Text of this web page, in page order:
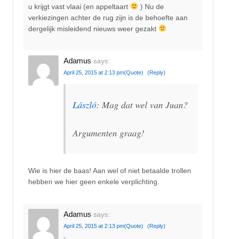
u krijgt vast vlaai (en appeltaart
) Nu de
verkiezingen achter de rug zijn is de behoefte aan
dergelijk misleidend nieuws weer gezakt
Adamus says:
April 25, 2015 at 2:13 pm(Quote) (Reply)
László: Mag dat wel van Juan?
Argumenten graag!
Wie is hier de baas! Aan wel of niet betaalde trollen
hebben we hier geen enkele verplichting.
Adamus says:
April 25, 2015 at 2:13 pm(Quote) (Reply)